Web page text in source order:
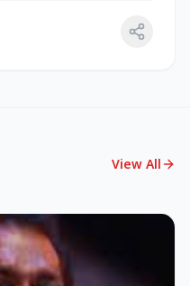
View All